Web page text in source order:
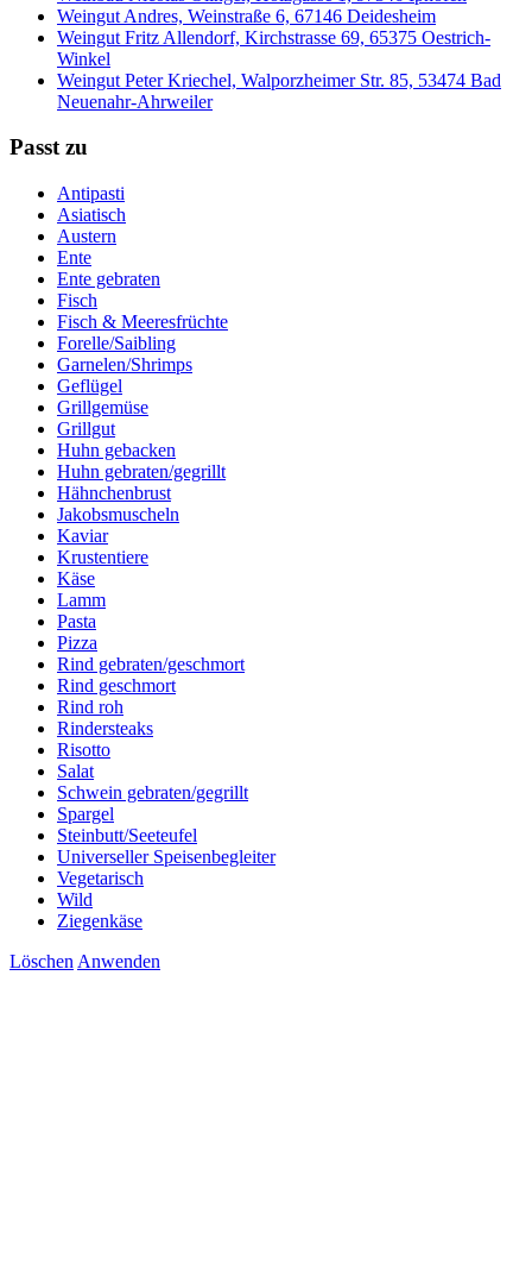
Weingut Andres, Weinstraße 6, 67146 Deidesheim
Weingut Fritz Allendorf, Kirchstrasse 69, 65375 Oestrich-
Winkel
Weingut Peter Kriechel, Walporzheimer Str. 85, 53474 Bad
Neuenahr-Ahrweiler
Passt zu
Antipasti
Asiatisch
Austern
Ente
Ente gebraten
Fisch
Fisch & Meeresfrüchte
Forelle/Saibling
Garnelen/Shrimps
Geflügel
Grillgemüse
Grillgut
Huhn gebacken
Huhn gebraten/gegrillt
Hähnchenbrust
Jakobsmuscheln
Kaviar
Krustentiere
Käse
Lamm
Pasta
Pizza
Rind gebraten/geschmort
Rind geschmort
Rind roh
Rindersteaks
Risotto
Salat
Schwein gebraten/gegrillt
Spargel
Steinbutt/Seeteufel
Universeller Speisenbegleiter
Vegetarisch
Wild
Ziegenkäse
Löschen Anwenden